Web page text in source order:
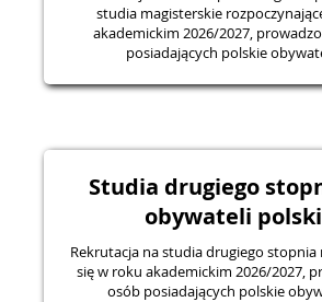
studia magisterskie
akademickim 2026/2027,
posiadających polskie
Studia drugiego
obywateli
Rekrutacja na studia drugiego stopnia
się w roku akademickim 2026/2027,
osób posiadających polskie